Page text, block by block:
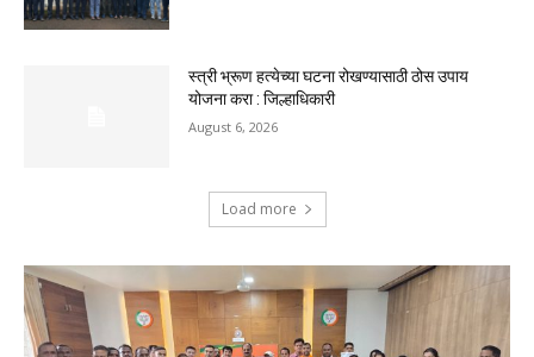
स्त्री भ्रूण हत्येच्या घटना रोखण्यासाठी ठोस उपाय
योजना करा : जिल्हाधिकारी
August 6, 2026
Load more